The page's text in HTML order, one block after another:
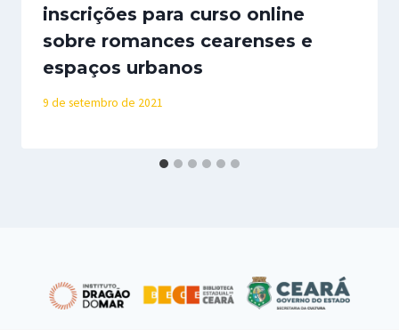
inscrições para curso online
sobre romances cearenses e
espaços urbanos
9 de setembro de 2021